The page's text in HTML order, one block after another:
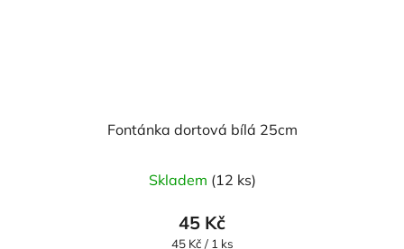
Fontánka dortová bílá 25cm
Skladem (12 ks)
45 Kč
Měrná
45 Kč / 1 ks